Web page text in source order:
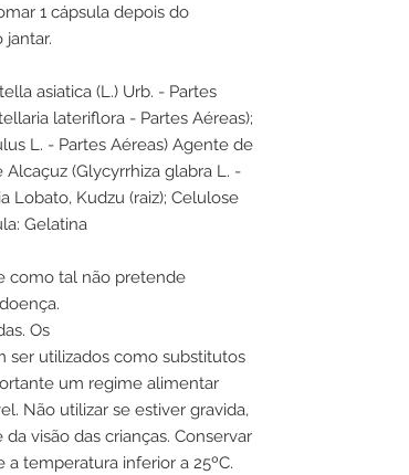
1 cápsula depois do
asiatica (L.) Urb. - Partes
lateriflora - Partes Aéreas);
L. - Partes Aéreas) Agente de
(Glycyrrhiza glabra L. -
Lobato, Kudzu (raiz); Celulose
Gelatina
como tal não pretende
Os
utilizados como substitutos
um regime alimentar
Não utilizar se estiver gravida,
visão das crianças. Conservar
temperatura inferior a 25ºC.